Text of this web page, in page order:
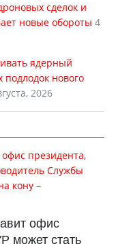
сделок и
новые обороты 4
ядерный
нового
2026
офис
может стать